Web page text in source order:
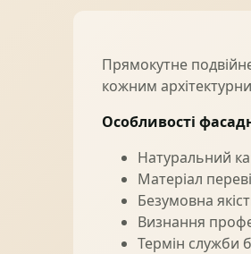
Прямокутне
кожним
Особливості
Натуральний
Матеріал
Безумовна
Визнання
Термін служби